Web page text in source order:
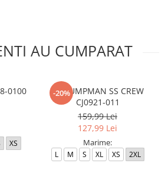
AU CUMPARAT
0100
XS
-20%
M J JUMPMAN SS CREW
CJ0921-011
159,99 Lei
127,99 Lei
Marime:
L M S XL XS 2XL